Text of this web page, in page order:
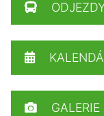
GALERIE